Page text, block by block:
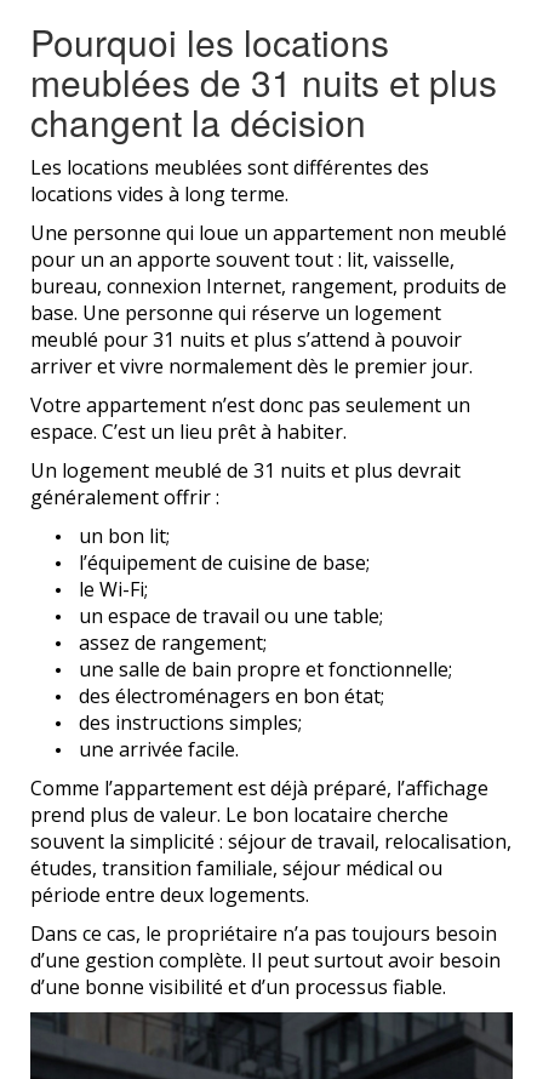
Pourquoi les locations
meublées de 31 nuits et plus
changent la décision
Les locations meublées sont différentes des
locations vides à long terme.
Une personne qui loue un appartement non meublé
pour un an apporte souvent tout : lit, vaisselle,
bureau, connexion Internet, rangement, produits de
base. Une personne qui réserve un logement
meublé pour 31 nuits et plus s’attend à pouvoir
arriver et vivre normalement dès le premier jour.
Votre appartement n’est donc pas seulement un
espace. C’est un lieu prêt à habiter.
Un logement meublé de 31 nuits et plus devrait
généralement offrir :
un bon lit;
l’équipement de cuisine de base;
le Wi-Fi;
un espace de travail ou une table;
assez de rangement;
une salle de bain propre et fonctionnelle;
des électroménagers en bon état;
des instructions simples;
une arrivée facile.
Comme l’appartement est déjà préparé, l’affichage
prend plus de valeur. Le bon locataire cherche
souvent la simplicité : séjour de travail, relocalisation,
études, transition familiale, séjour médical ou
période entre deux logements.
Dans ce cas, le propriétaire n’a pas toujours besoin
d’une gestion complète. Il peut surtout avoir besoin
d’une bonne visibilité et d’un processus fiable.